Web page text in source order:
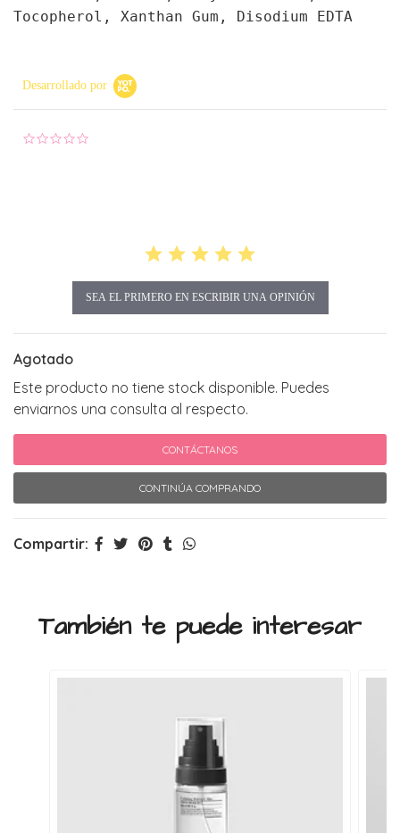
Tocopherol, Xanthan Gum, Disodium EDTA
Desarrollado por
SEA EL PRIMERO EN ESCRIBIR UNA OPINIÓN
Agotado
Este producto no tiene stock disponible. Puedes
enviarnos una consulta al respecto.
CONTÁCTANOS
CONTINÚA COMPRANDO
Compartir:
También te puede interesar